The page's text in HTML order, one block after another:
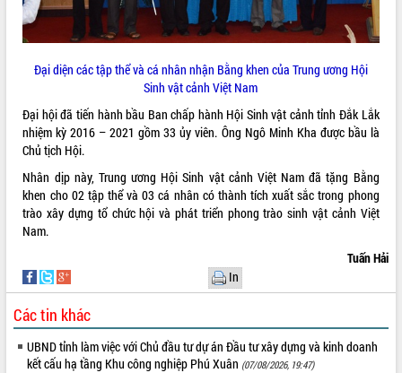
Thứ trưởng Bộ Nông nghiệp và Môi
trường Nguyễn Hoàng Hiệp khảo sát
vùng trồng và doanh nghiệp đóng gói
sầu riêng tại Đắk Lắk
Trình diễn nghệ thuật chế biến các
món ăn từ sầu riêng
Đắk Lắk công bố Quy hoạch và xúc
tiến đầu tư tỉnh
ứng để giữ vững thị trường xuất khẩu
Diễn đàn Kinh tế tư nhân Việt Nam đột
phá cơ chế - Hợp tác công tư
Kết nối tour, đẩy mạnh chuyển đổi số
để phát triển du lịch Đắk Lắk
Khởi động Dự án Đầu tư xây dựng hạ
tầng kỹ thuật Cụm công nghiệp Tân
Tiến
Đại diện các tập thể và cá nhân nhận Bằng khen của Trung ương Hội
Sinh vật cảnh Việt Nam
Đại hội đã tiến hành bầu Ban chấp hành Hội Sinh vật cảnh tỉnh Đắk Lắk
nhiệm kỳ 2016 – 2021 gồm 33 ủy viên. Ông Ngô Minh Kha được bầu là
Chủ tịch Hội.
Nhân dịp này, Trung ương Hội Sinh vật cảnh Việt Nam đã tặng Bằng
khen cho 02 tập thể và 03 cá nhân có thành tích xuất sắc trong phong
trào xây dựng tổ chức hội và phát triển phong trào sinh vật cảnh Việt
Nam.
Tuấn Hải
In
Các tin khác
UBND tỉnh làm việc với Chủ đầu tư dự án Đầu tư xây dựng và kinh doanh
kết cấu hạ tầng Khu công nghiệp Phú Xuân (07/08/2026, 19:47)